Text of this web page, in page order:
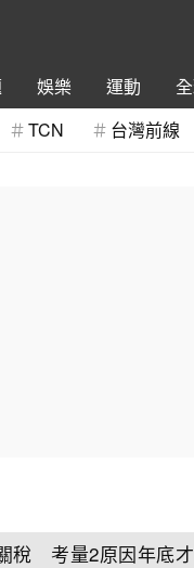
娛樂 運動
TCN 台灣前線
稅 考量2原因年底